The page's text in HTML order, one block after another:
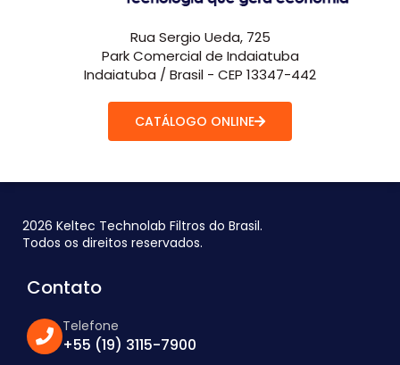
Rua Sergio Ueda, 725
Park Comercial de Indaiatuba
Indaiatuba / Brasil - CEP 13347-442
CATÁLOGO ONLINE
2026 Keltec Technolab Filtros do Brasil.
Todos os direitos reservados.
Contato
Telefone
+55 (19) 3115-7900